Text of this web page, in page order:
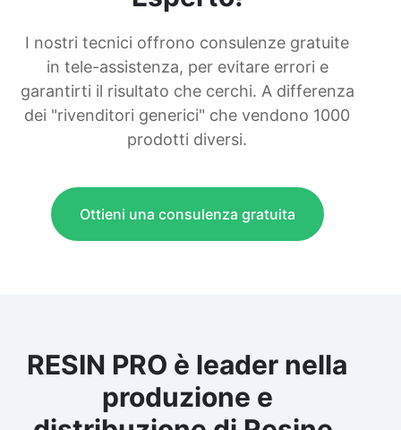
I nostri tecnici offrono consulenze gratuite
in tele-assistenza, per evitare errori e
garantirti il risultato che cerchi. A differenza
dei "rivenditori generici" che vendono 1000
prodotti diversi.
Ottieni una consulenza gratuita
RESIN PRO è leader nella
produzione e